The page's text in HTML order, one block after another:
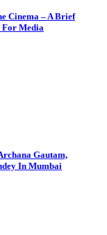
Cinema – A Brief
For Media
Gautam,
In Mumbai